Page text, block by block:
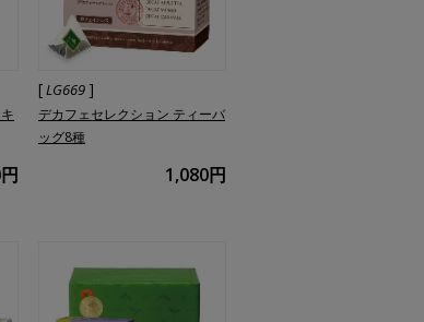
[LG669 ]
デカフェセレクション ティーバ
ッグ8種
1,080円